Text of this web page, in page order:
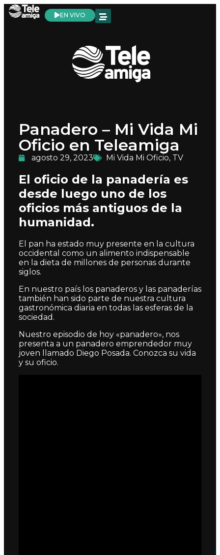
EN VIVO
Panadero – Mi Vida Mi
Oficio en Teleamiga
agosto 29, 2023 Mi Vida Mi Oficio, TV
El oficio de la panadería es
desde luego uno de los
oficios más antiguos de la
humanidad.
El pan ha estado muy presente en la cultura
occidental como un alimento indispensable
en la dieta de millones de personas durante
siglos.
En nuestro país los panaderos y las panaderías
también han sido parte de nuestra cultura
gastronómica diaria en todas las esferas de la
sociedad.
Nuestro episodio de hoy «panadero», nos
presenta a un panadero emprendedor muy
joven llamado Diego Posada. Conozca su vida
y su oficio.